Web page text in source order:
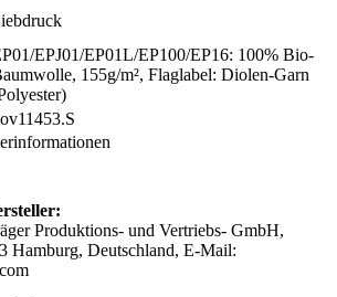
EPJ01/EP01L/EP100/EP16: 100% Bio-
155g/m², Flaglabel: Diolen-Garn
Produktions- und Vertriebs- GmbH,
Hamburg, Deutschland, E-Mail: